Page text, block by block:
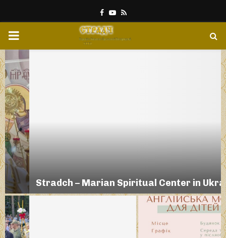
Facebook
Youtube
Rss
PRIMARY
MENU
Stradch – Marian Spiritual Center in Ukraine